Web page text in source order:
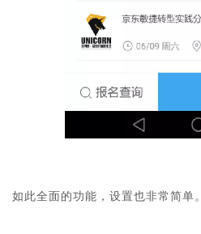
如此全面的功能，设置也非常简单。